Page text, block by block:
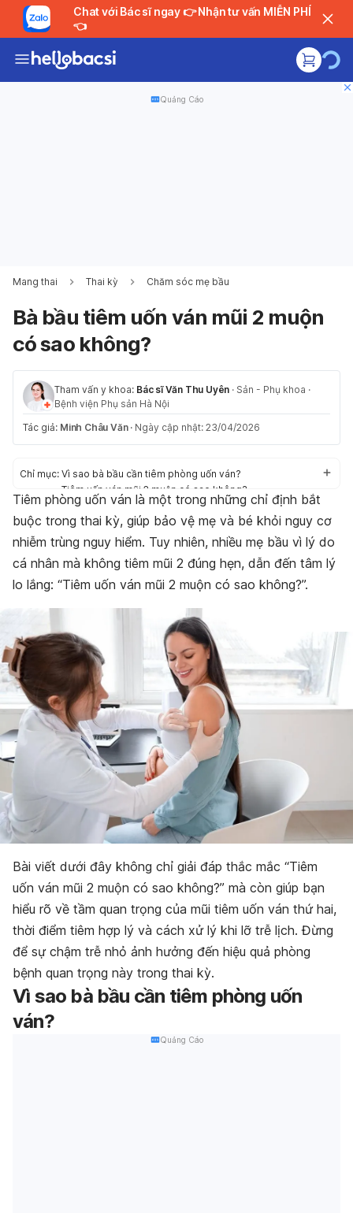
Chat với Bác sĩ ngay 👉 Nhận tư vấn MIỄN PHÍ
👈
Quảng Cáo
Mang thai Thai kỳ Chăm sóc mẹ bầu
Bà bầu tiêm uốn ván mũi 2 muộn
có sao không?
Tham vấn y khoa: Bác sĩ Văn Thu Uyên · Sản - Phụ khoa ·
Bệnh viện Phụ sản Hà Nội
Tác giả: Minh Châu Văn · Ngày cập nhật: 23/04/2026
Chỉ mục: Vì sao bà bầu cần tiêm phòng uốn ván?
Tiêm uốn ván mũi 2 muộn có sao không?
Lịch tiêm uốn ván cho bà bầu theo khuyến cáo của Bộ Y tế
Tiêm uốn ván mũi 2 cách sinh bao lâu?
Kết luận
Tiêm phòng uốn ván là một trong những chỉ định bắt
buộc trong thai kỳ, giúp bảo vệ mẹ và bé khỏi nguy cơ
nhiễm trùng nguy hiểm. Tuy nhiên, nhiều mẹ bầu vì lý do
cá nhân mà không tiêm mũi 2 đúng hẹn, dẫn đến tâm lý
lo lắng: “Tiêm uốn ván mũi 2 muộn có sao không?”.
Bài viết dưới đây không chỉ giải đáp thắc mắc “Tiêm
uốn ván mũi 2 muộn có sao không?” mà còn giúp bạn
hiểu rõ về tầm quan trọng của mũi tiêm uốn ván thứ hai,
thời điểm tiêm hợp lý và cách xử lý khi lỡ trễ lịch. Đừng
để sự chậm trễ nhỏ ảnh hưởng đến hiệu quả phòng
bệnh quan trọng này trong thai kỳ.
Vì sao bà bầu cần tiêm phòng uốn
ván?
Quảng Cáo